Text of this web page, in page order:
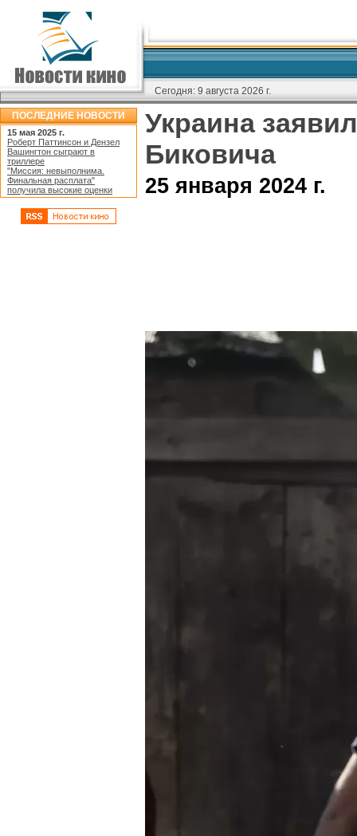
Сегодня: 9 августа 2026 г.
ПОСЛЕДНИЕ НОВОСТИ
15 мая 2025 г.
Роберт Паттинсон и Дензел
Вашингтон сыграют в
триллере
"Миссия: невыполнима.
Финальная расплата"
получила высокие оценки
Украина
Биковича
25 января 2024 г.